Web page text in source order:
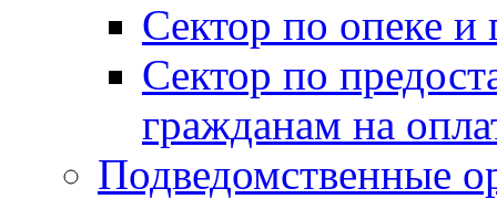
Сектор по опеке и
Сектор по
гражданам на
Подведомственные